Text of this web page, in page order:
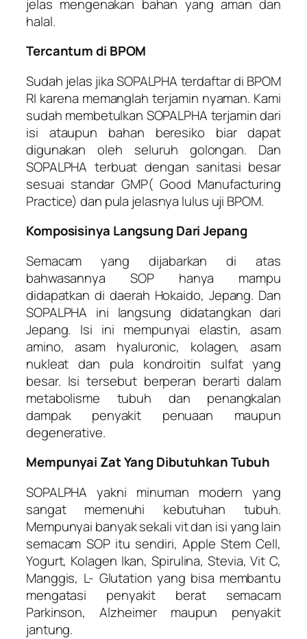
jelas mengenakan bahan yang aman dan
halal.
Tercantum di BPOM
Sudah jelas jika SOPALPHA terdaftar di BPOM
RI karena memanglah terjamin nyaman. Kami
sudah membetulkan SOPALPHA terjamin dari
isi ataupun bahan beresiko biar dapat
digunakan oleh seluruh golongan. Dan
SOPALPHA terbuat dengan sanitasi besar
sesuai standar GMP( Good Manufacturing
Practice) dan pula jelasnya lulus uji BPOM.
Komposisinya Langsung Dari Jepang
Semacam yang dijabarkan di atas
bahwasannya SOP hanya mampu
didapatkan di daerah Hokaido, Jepang. Dan
SOPALPHA ini langsung didatangkan dari
Jepang. Isi ini mempunyai elastin, asam
amino, asam hyaluronic, kolagen, asam
nukleat dan pula kondroitin sulfat yang
besar. Isi tersebut berperan berarti dalam
metabolisme tubuh dan penangkalan
dampak penyakit penuaan maupun
degenerative.
Mempunyai Zat Yang Dibutuhkan Tubuh
SOPALPHA yakni minuman modern yang
sangat memenuhi kebutuhan tubuh.
Mempunyai banyak sekali vit dan isi yang lain
semacam SOP itu sendiri, Apple Stem Cell,
Yogurt, Kolagen Ikan, Spirulina, Stevia, Vit C,
Manggis, L- Glutation yang bisa membantu
mengatasi penyakit berat semacam
Parkinson, Alzheimer maupun penyakit
jantung.